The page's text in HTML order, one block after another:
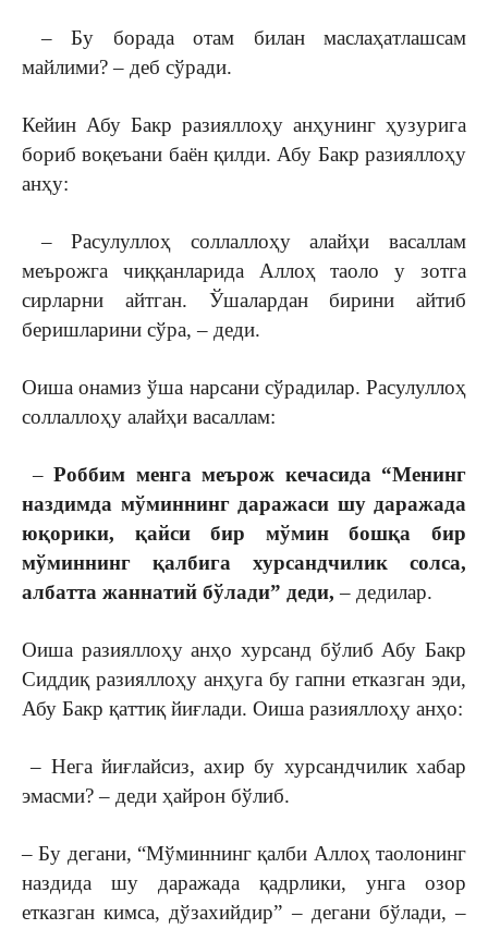
– Бу борада отам билан маслаҳатлашсам
майлими? – деб сўради.
Кейин Абу Бакр разияллоҳу анҳунинг ҳузурига
бориб воқеъани баён қилди. Абу Бакр разияллоҳу
анҳу:
– Расулуллоҳ соллаллоҳу алайҳи васаллам
меърожга чиққанларида Аллоҳ таоло у зотга
сирларни айтган. Ўшалардан бирини айтиб
беришларини сўра, – деди.
Оиша онамиз ўша нарсани сўрадилар. Расулуллоҳ
соллаллоҳу алайҳи васаллам:
– Роббим менга меърож кечасида “Менинг
наздимда мўминнинг даражаси шу даражада
юқорики, қайси бир мўмин бошқа бир
мўминнинг қалбига хурсандчилик солса,
албатта жаннатий бўлади” деди, – дедилар.
Оиша разияллоҳу анҳо хурсанд бўлиб Абу Бакр
Сиддиқ разияллоҳу анҳуга бу гапни етказган эди,
Абу Бакр қаттиқ йиғлади. Оиша разияллоҳу анҳо:
– Нега йиғлайсиз, ахир бу хурсандчилик хабар
эмасми? – деди ҳайрон бўлиб.
– Бу дегани, “Мўминнинг қалби Аллоҳ таолонинг
наздида шу даражада қадрлики, унга озор
етказган кимса, дўзахийдир” – дегани бўлади, –